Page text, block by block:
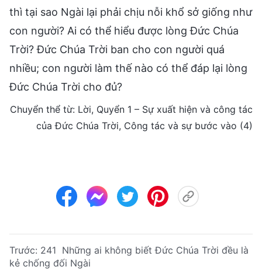
thì tại sao Ngài lại phải chịu nỗi khổ sở giống như
con người? Ai có thể hiểu được lòng Đức Chúa
Trời? Đức Chúa Trời ban cho con người quá
nhiều; con người làm thế nào có thể đáp lại lòng
Đức Chúa Trời cho đủ?
Chuyển thể từ: Lời, Quyển 1 – Sự xuất hiện và công tác
của Đức Chúa Trời, Công tác và sự bước vào (4)
Trước: 241 Những ai không biết Đức Chúa Trời đều là
kẻ chống đối Ngài